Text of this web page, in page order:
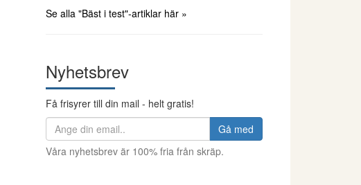
Se alla "Bäst i test"-artiklar här »
Nyhetsbrev
Få frisyrer till din mail - helt gratis!
Gå med
Våra nyhetsbrev är 100% fria från skräp.